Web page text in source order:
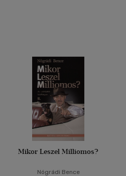
Mikor Leszel Milliomos?
Nógrádi Bence